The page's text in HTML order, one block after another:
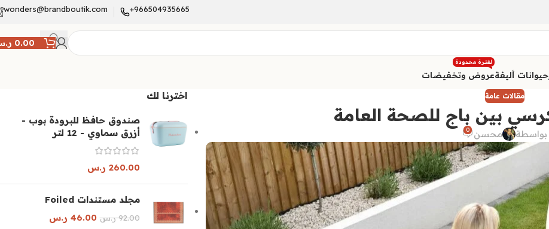
966504935665+
wonders@brandboutik.com
0.00
حيوانات أليفةعروض وتخفيضات
لفترة محدودة
مقالات عامة
بواسطة محسن 0
اخترنا لك
صندوق حافظ للبرودة بوب -
أزرق سماوي - 12 لتر
260.00 ر.س
مجلد مستندات Foiled
92.00 ر.س 46.00 ر.س